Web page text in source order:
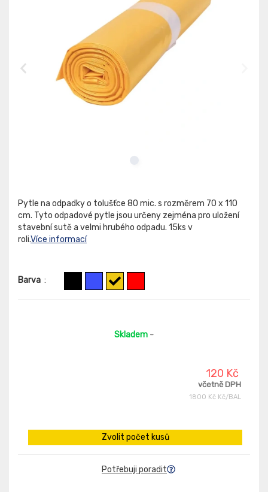
Pytle na odpadky o tolušťce 80 mic. s rozměrem 70 x 110
cm. Tyto odpadové pytle jsou určeny zejména pro uložení
stavební sutě a velmi hrubého odpadu. 15ks v
roli.Více informací
Barva :
Skladem -
120 Kč
včetně DPH
1800 Kč Kč/BAL
Zvolit počet kusů
Potřebuji poradit